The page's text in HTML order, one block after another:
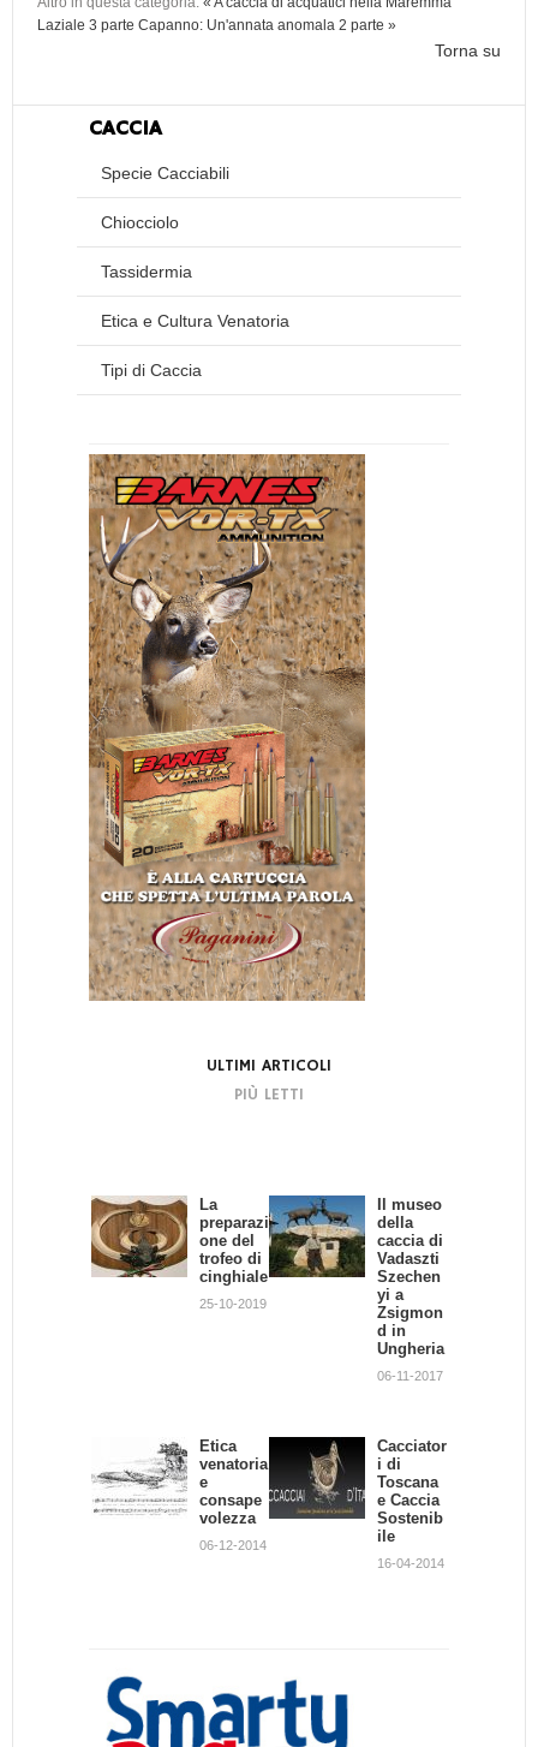
Laziale 3 parte Capanno: Un'annata anomala 2 parte »
Torna su
CACCIA
Specie Cacciabili
Chiocciolo
Tassidermia
Etica e Cultura Venatoria
Tipi di Caccia
ULTIMI ARTICOLI
PIÙ LETTI
La
preparazi
one del
trofeo di
cinghiale
25-10-2019
Il museo
della
caccia di
Vadaszti
Szechen
yi a
Zsigmon
d in
Ungheria
06-11-2017
Etica
venatoria
e
consape
volezza
06-12-2014
Cacciator
i di
Toscana
e Caccia
Sostenib
ile
16-04-2014
Concia...
fai da te!
09-01-2013
Etica
venatoria
e
responsa
bilità
individua
le
01-11-2013
la
misurazi
one del
trofeo
23-08-2013
18-12-2012